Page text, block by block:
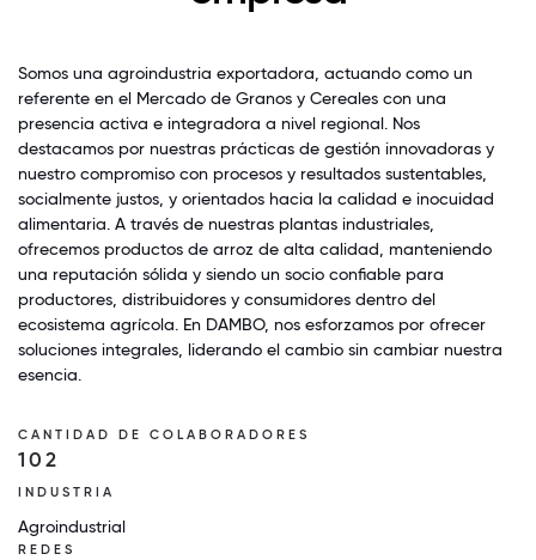
Somos una agroindustria exportadora, actuando como un
referente en el Mercado de Granos y Cereales con una
presencia activa e integradora a nivel regional. Nos
destacamos por nuestras prácticas de gestión innovadoras y
nuestro compromiso con procesos y resultados sustentables,
socialmente justos, y orientados hacia la calidad e inocuidad
alimentaria. A través de nuestras plantas industriales,
ofrecemos productos de arroz de alta calidad, manteniendo
una reputación sólida y siendo un socio confiable para
productores, distribuidores y consumidores dentro del
ecosistema agrícola. En DAMBO, nos esforzamos por ofrecer
soluciones integrales, liderando el cambio sin cambiar nuestra
esencia.
CANTIDAD DE COLABORADORES
102
INDUSTRIA
Agroindustrial
REDES